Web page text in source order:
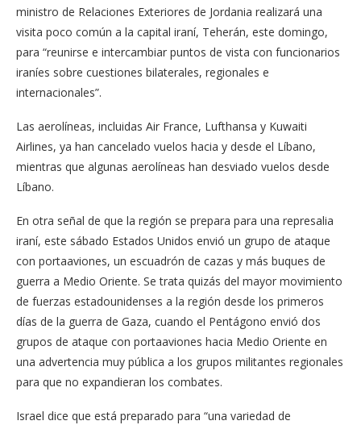
ministro de Relaciones Exteriores de Jordania realizará una
visita poco común a la capital iraní, Teherán, este domingo,
para “reunirse e intercambiar puntos de vista con funcionarios
iraníes sobre cuestiones bilaterales, regionales e
internacionales”.
Las aerolíneas, incluidas Air France, Lufthansa y Kuwaiti
Airlines, ya han cancelado vuelos hacia y desde el Líbano,
mientras que algunas aerolíneas han desviado vuelos desde
Líbano.
En otra señal de que la región se prepara para una represalia
iraní, este sábado Estados Unidos envió un grupo de ataque
con portaaviones, un escuadrón de cazas y más buques de
guerra a Medio Oriente. Se trata quizás del mayor movimiento
de fuerzas estadounidenses a la región desde los primeros
días de la guerra de Gaza, cuando el Pentágono envió dos
grupos de ataque con portaaviones hacia Medio Oriente en
una advertencia muy pública a los grupos militantes regionales
para que no expandieran los combates.
Israel dice que está preparado para “una variedad de